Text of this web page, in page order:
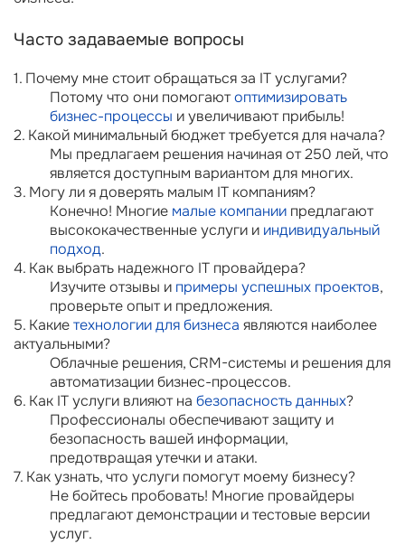
Часто задаваемые вопросы
1. Почему мне стоит обращаться за IT услугами?
Потому что они помогаютоптимизировать
бизнес-процессы и увеличивают прибыль!
2. Какой минимальный бюджет требуется для начала?
Мы предлагаем решения начиная от 250 лей, что
является доступным вариантом для многих.
3. Могу ли я доверять малым IT компаниям?
Конечно! Многие малые компании предлагают
высококачественные услуги и индивидуальный
подход.
4. Как выбрать надежного IT провайдера?
Изучите отзывы и примеры успешных проектов,
проверьте опыт и предложения.
5. Какиетехнологии для бизнеса являются наиболее
актуальными?
Облачные решения, CRM-системы и решения для
автоматизации бизнес-процессов.
6. Как IT услуги влияют на безопасность данных?
Профессионалы обеспечивают защиту и
безопасность вашей информации,
предотвращая утечки и атаки.
7. Как узнать, что услуги помогут моему бизнесу?
Не бойтесь пробовать! Многие провайдеры
предлагают демонстрации и тестовые версии
услуг.